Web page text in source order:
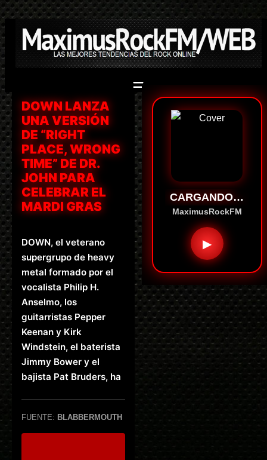
Saltar
al
contenido
DOWN LANZA
UNA VERSIÓN
DE “RIGHT
PLACE, WRONG
TIME” DE DR.
JOHN PARA
CELEBRAR EL
MARDI GRAS
DOWN, el veterano
supergrupo de heavy
metal formado por el
vocalista Philip H.
Anselmo, los
guitarristas Pepper
Keenan y Kirk
Windstein, el baterista
Jimmy Bower y el
bajista Pat Bruders, ha
FUENTE: BLABBERMOUTH
CARGANDO…
MaximusRockFM
▶